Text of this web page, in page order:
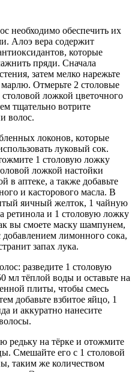
необходимо обеспечить их
Алоэ вера содержит
которые
пряди. Сначала
затем мелко нарежьте
Отмерьте 2 столовые
ложкой цветочного
тщательно вотрите
волос.
локонов, которые
луковый сок.
1 столовую ложку
ложкой настойки
в аптеке, а также добавьте
и касторового масла. В
яичный желток, 1 чайную
ретинола и 1 столовую ложку
вы смоете маску шампунем,
лимонного сока,
запах лука.
разведите 1 столовую
мл тёплой воды и оставьте на
плиты, чтобы смесь
добавьте взбитое яйцо, 1
и аккуратно нанесите
редьку на тёрке и отожмите
Смешайте его с 1 столовой
таким же количеством